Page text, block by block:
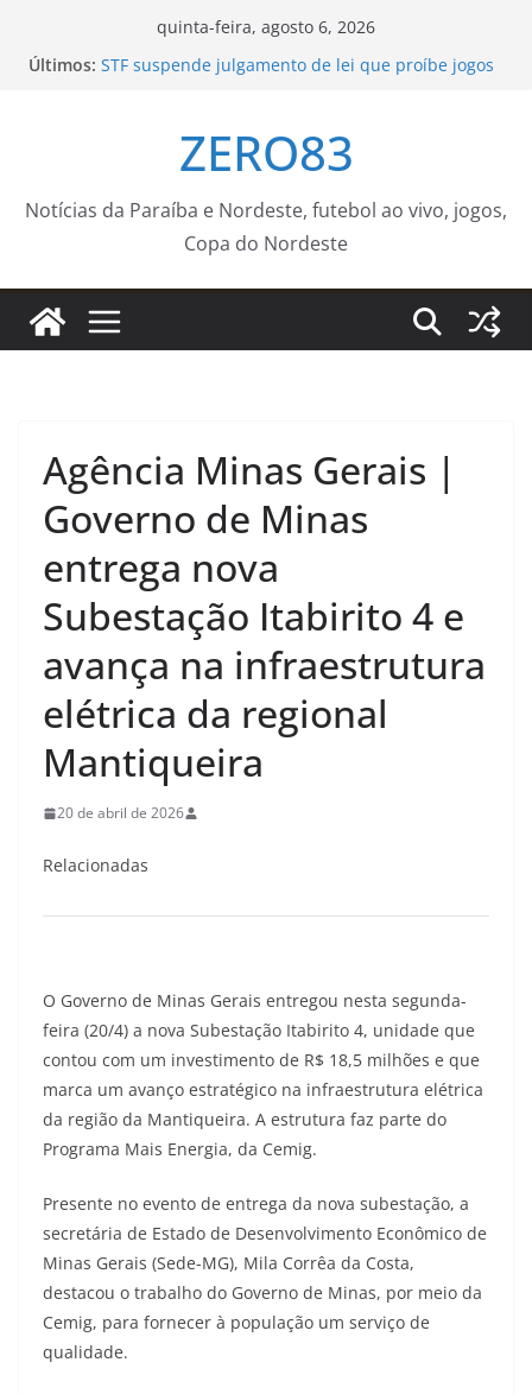
quinta-feira, agosto 6, 2026
Últimos: STF suspende julgamento de lei que proíbe jogos
Estância Turística Guaratinguetá
JUVRio abre 250 vagas para curso gratuito de
– Prefeitura da Cidade do Rio de Janeiro
Detran-MS disponibiliza serviços e atividades
educativas em feirão de veículos neste fim de
Prefeitura retoma ações educativas de trânsito em
escolas após fim das férias – Agência de Notícias
ZERO83
Notícias da Paraíba e Nordeste, futebol ao vivo, jogos,
Copa do Nordeste
Agência Minas Gerais |
Governo de Minas
entrega nova
Subestação Itabirito 4 e
avança na infraestrutura
elétrica da regional
Mantiqueira
20 de abril de 2026
Relacionadas
O Governo de Minas Gerais entregou nesta segunda-
feira (20/4) a nova Subestação Itabirito 4, unidade que
contou com um investimento de R$ 18,5 milhões e que
marca um avanço estratégico na infraestrutura elétrica
da região da Mantiqueira. A estrutura faz parte do
Programa Mais Energia, da Cemig.
Presente no evento de entrega da nova subestação, a
secretária de Estado de Desenvolvimento Econômico de
Minas Gerais (Sede-MG), Mila Corrêa da Costa,
destacou o trabalho do Governo de Minas, por meio da
Cemig, para fornecer à população um serviço de
qualidade.